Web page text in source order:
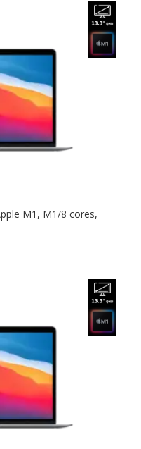
M1, M1/8 cores,